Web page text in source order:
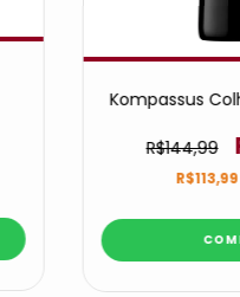
Kompassus
R$144,99